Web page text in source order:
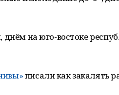
днём на юго-востоке
писали как закалять